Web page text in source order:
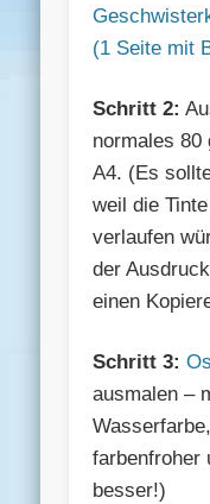
(1 Seite mit
Schritt 2:
normales 80
A4. (Es
weil die
verlaufen
der
einen
Schritt 3:
ausmalen –
farbenfroher
besser!)